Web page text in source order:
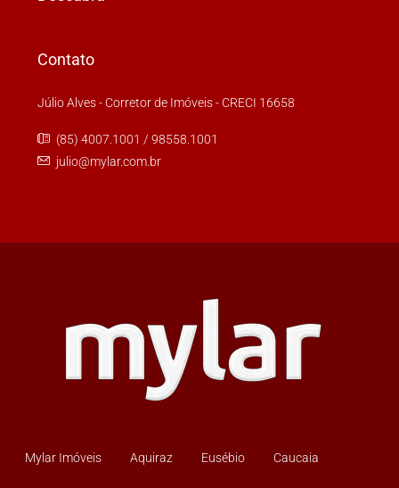
Contato
Júlio Alves - Corretor de Imóveis - CRECI 16658
(85) 4007.1001 / 98558.1001
julio@mylar.com.br
Mylar Imóveis Aquiraz Eusébio Caucaia